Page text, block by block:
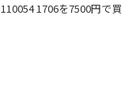
1706を7500円で買